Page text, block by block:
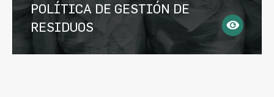
POLÍTICA DE GESTIÓN DE
RESIDUOS